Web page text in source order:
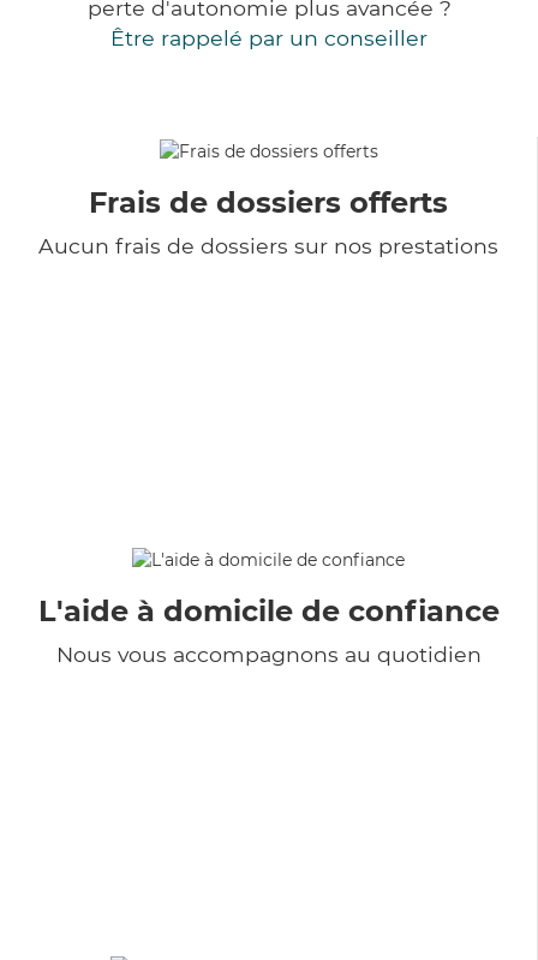
perte d'autonomie plus avancée ?
Être rappelé par un conseiller
Frais de dossiers offerts
Aucun frais de dossiers sur nos prestations
L'aide à domicile de confiance
Nous vous accompagnons au quotidien